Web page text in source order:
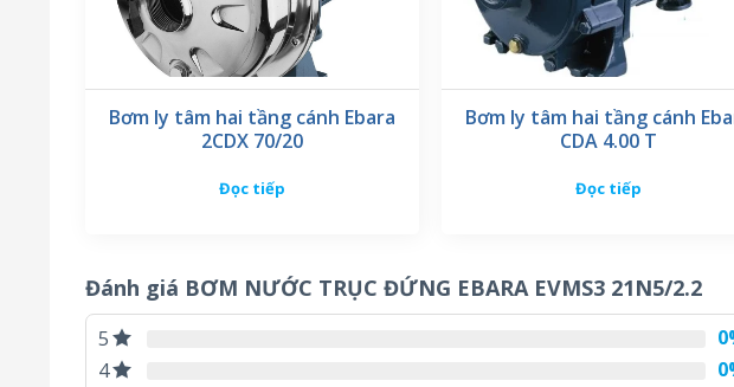
Bơm ly tâm hai tầng cánh Ebara
2CDX 70/20
Đọc tiếp
Bơm ly tâm hai tầng cánh
CDA 4.00 T
Đọc tiếp
Đánh giá BƠM NƯỚC TRỤC ĐỨNG EBARA EVMS3 21N5/2.2
5
4